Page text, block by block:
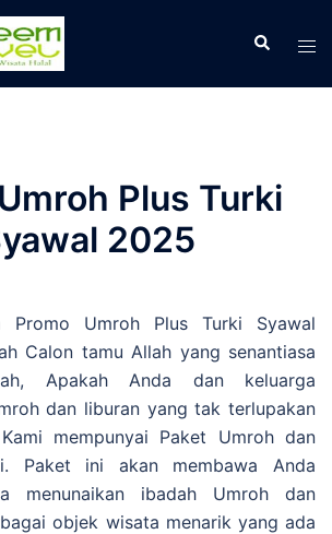
Search
Plus Turki
2025
Promo Umroh Plus Turki Syawal
Calon tamu Allah yang senantiasa
Apakah Anda dan keluarga
dan liburan yang tak terlupakan
mempunyai Paket Umroh dan
Paket ini akan membawa Anda
menunaikan ibadah Umroh dan
objek wisata menarik yang ada